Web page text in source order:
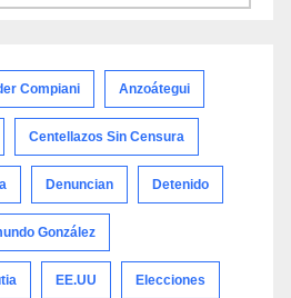
Compiani Anzoátegui
Centellazos Sin Censura
Denuncian Detenido
González
EE.UU Elecciones